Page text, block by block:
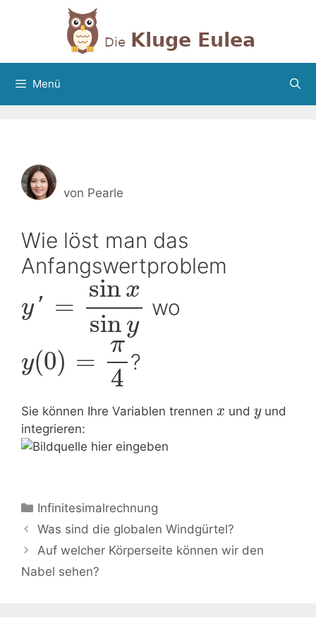
Menü
von Pearle
Wie löst man das
Anfangswertproblem
y' =
sin x
sin y
wo
y(0) =
π
4
?
Sie können Ihre Variablen trennen x und yund
integrieren:
Kategorien
Infinitesimalrechnung
Beitrags-
Navigation
Was sind die globalen Windgürtel?
Auf welcher Körperseite können wir den
Nabel sehen?